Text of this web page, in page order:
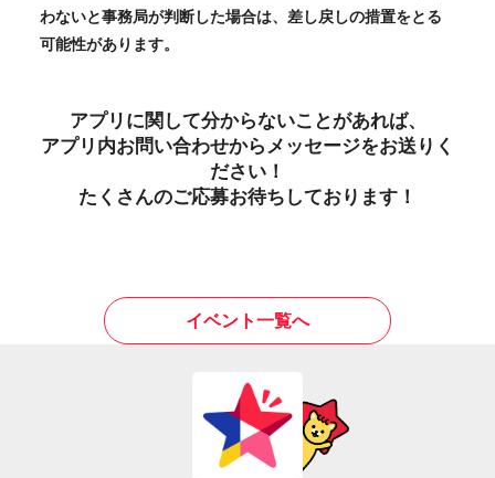
わないと事務局が判断した場合は、差し戻しの措置をとる
可能性があります。
アプリに関して分からないことがあれば、
アプリ内お問い合わせからメッセージをお送りく
ださい！
たくさんのご応募お待ちしております！
イベント一覧へ